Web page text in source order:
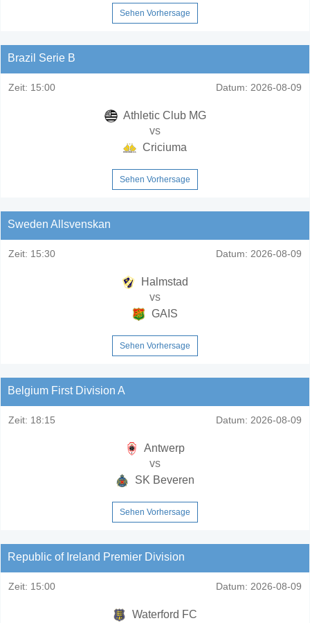
Sehen Vorhersage
Brazil Serie B
Zeit: 15:00 Datum: 2026-08-09
Athletic Club MG
vs
Criciuma
Sehen Vorhersage
Sweden Allsvenskan
Zeit: 15:30 Datum: 2026-08-09
Halmstad
vs
GAIS
Sehen Vorhersage
Belgium First Division A
Zeit: 18:15 Datum: 2026-08-09
Antwerp
vs
SK Beveren
Sehen Vorhersage
Republic of Ireland Premier Division
Zeit: 15:00 Datum: 2026-08-09
Waterford FC